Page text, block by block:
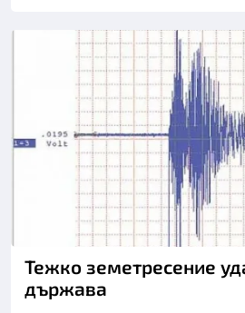
Тежко земетресение
държава